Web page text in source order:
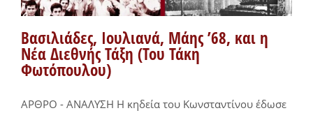
Βασιλιάδες, Ιουλιανά, Μάης ’68, και η
Νέα Διεθνής Τάξη (Του Τάκη
Φωτόπουλου)
ΑΡΘΡΟ - ΑΝΑΛΥΣΗ Η κηδεία του Κωνσταντίνου έδωσε